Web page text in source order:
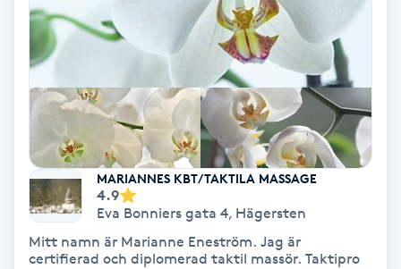
Läpptatuering
Manikyr & Pedikyr
Massage
MARIANNES KBT/TAKTILA MASSAGE
4.9
Eva Bonniers gata 4, Hägersten
Mitt namn är Marianne Eneström. Jag är
certifierad och diplomerad taktil massör. Taktipro